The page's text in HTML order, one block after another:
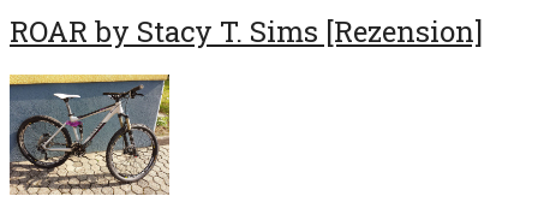
ROAR by Stacy T. Sims [Rezension]